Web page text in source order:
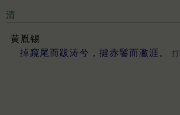
清
黄胤锡
掉竀尾而跋涛兮，揵赤鬐而潎涯。